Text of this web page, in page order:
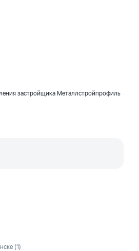
застройщика Металлстройпрофиль
(1)